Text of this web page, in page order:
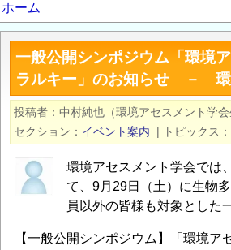
パ
ン
く
ホーム
一般公開シンポジウム「環境
ラルキー」のお知らせ － 環
投稿者 中村純也（環境アセスメント学
セクション
イベント案内 | トピックス
環境アセスメント学会では
て、9月29日（土）に生物
員以外の皆様も対象とした
【一般公開シンポジウム】「環境